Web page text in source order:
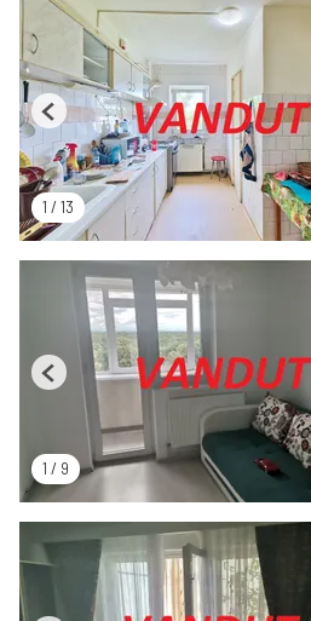
1 / 13
Previous
1 / 9
Previous